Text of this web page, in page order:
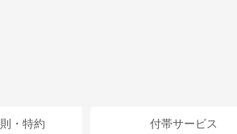
・特約 付帯サービス